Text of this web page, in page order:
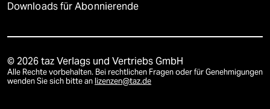
Downloads für Abonnierende
© 2026 taz Verlags und Vertriebs GmbH
Alle Rechte vorbehalten. Bei rechtlichen Fragen oder für Genehmigungen
wenden Sie sich bitte an lizenzen@taz.de